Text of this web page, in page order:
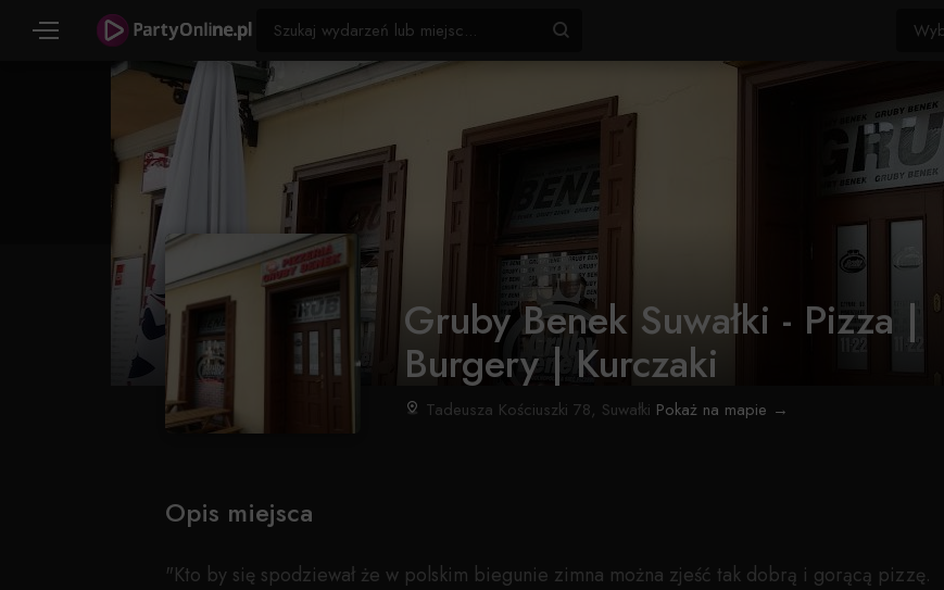
Gruby Benek Suwałki - Pizza |
Burgery | Kurczaki
Tadeusza Kościuszki 78, Suwałki Pokaż na mapie →
Opis miejsca
"Kto by się spodziewał że w polskim biegunie zimna można zjeść tak dobrą i gorącą pizzę.